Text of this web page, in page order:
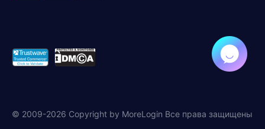
© 2009-2026 Copyright by MoreLogin Все права защищены